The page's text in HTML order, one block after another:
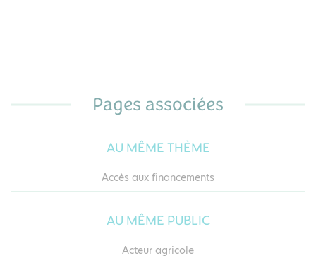
Pages associées
AU MÊME THÈME
Accès aux financements
AU MÊME PUBLIC
Acteur agricole